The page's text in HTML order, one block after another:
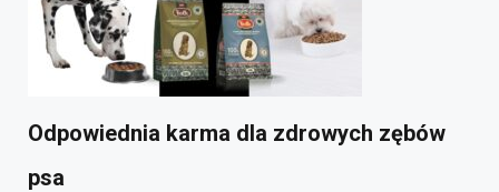
Odpowiednia karma dla zdrowych zębów
psa